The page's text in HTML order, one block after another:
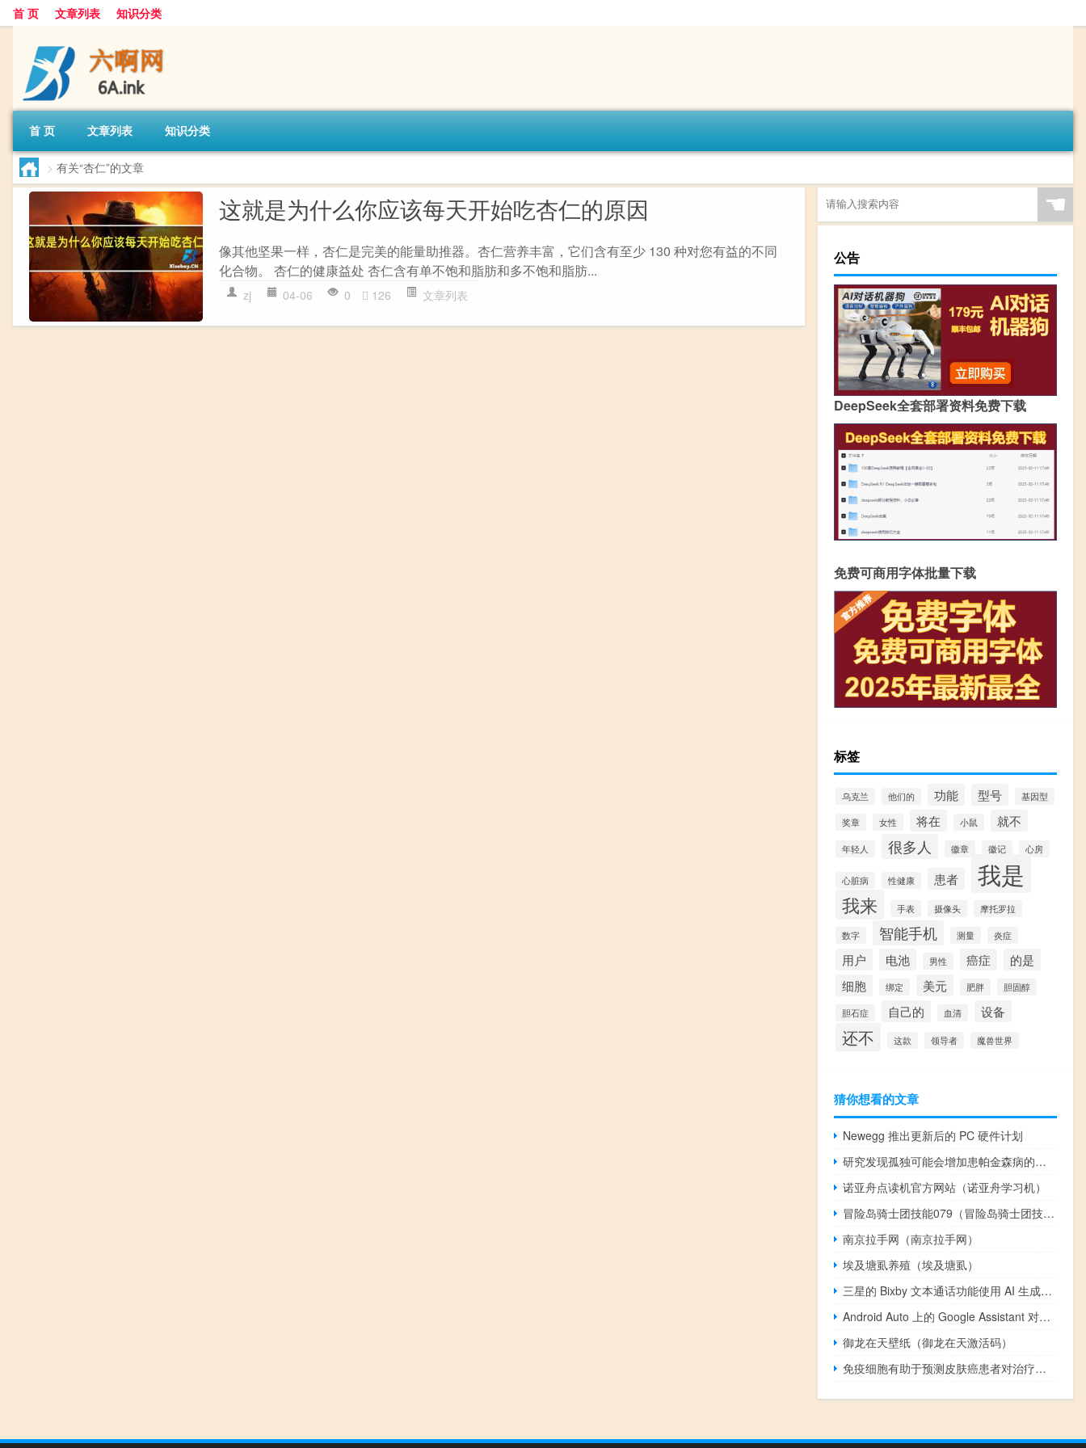
首 页 文章列表 知识分类
首 页 文章列表 知识分类
> 有关“杏仁”的文章
这就是为什么你应该每天开始吃杏仁的原因
像其他坚果一样，杏仁是完美的能量助推器。杏仁营养丰富，它们含有至少 130 种对您有益的不同
化合物。 杏仁的健康益处 杏仁含有单不饱和脂肪和多不饱和脂肪...
zj 04-06 0 126 文章列表
☚
公告
DeepSeek全套部署资料免费下载
免费可商用字体批量下载
标签
乌克兰 他们的 功能 型号 基因型
奖章 女性 将在 小鼠 就不
年轻人 很多人 徽章 徽记 心房
心脏病 性健康 患者 我是
我来 手表 摄像头 摩托罗拉
数字 智能手机 测量 炎症
用户 电池 男性 癌症
的是
细胞
绑定 美元 肥胖 胆固醇
胆石症 自己的 血清 设备
还不 这款 领导者 魔兽世界
猜你想看的文章
Newegg 推出更新后的 PC 硬件计划
研究发现孤独可能会增加患帕金森病的风险
诺亚舟点读机官方网站（诺亚舟学习机）
冒险岛骑士团技能079（冒险岛骑士团技能）
南京拉手网（南京拉手网）
埃及塘虱养殖（埃及塘虱）
三星的 Bixby 文本通话功能使用 AI 生成的语音副本将文本转换为语音
Android Auto 上的 Google Assistant 对语音回复进行了时尚的重新设计
御龙在天壁纸（御龙在天激活码）
免疫细胞有助于预测皮肤癌患者对治疗产生反应的机会